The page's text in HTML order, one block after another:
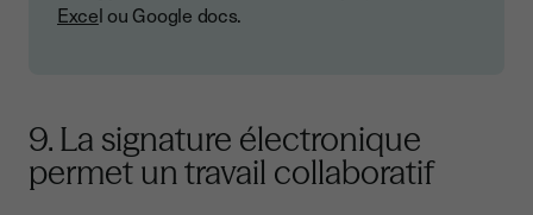
Excel ou Google docs.
9. La signature électronique
permet un travail collaboratif